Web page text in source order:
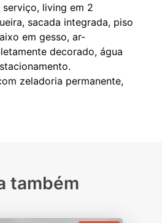
living em 2
sacada integrada, piso
em gesso, ar-
decorado, água
zeladoria permanente,
também